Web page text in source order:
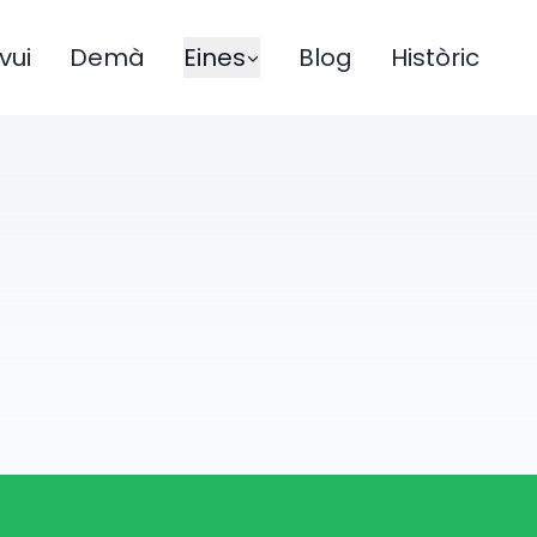
Demà Eines Blog Històric